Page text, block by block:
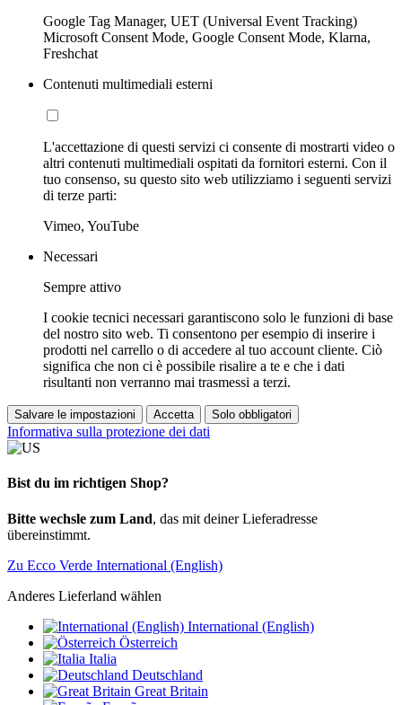
Google Tag Manager, UET (Universal Event Tracking)
Microsoft Consent Mode, Google Consent Mode, Klarna,
Freshchat
Contenuti multimediali esterni
L'accettazione di questi servizi ci consente di mostrarti video o
altri contenuti multimediali ospitati da fornitori esterni. Con il
tuo consenso, su questo sito web utilizziamo i seguenti servizi
di terze parti:
Vimeo, YouTube
Necessari
Sempre attivo
I cookie tecnici necessari garantiscono solo le funzioni di base
del nostro sito web. Ti consentono per esempio di inserire i
prodotti nel carrello o di accedere al tuo account cliente. Ciò
significa che non ci è possibile risalire a te e che i dati
risultanti non verranno mai trasmessi a terzi.
Salvare le impostazioni Accetta Solo obbligatori
Informativa sulla protezione dei dati
Bist du im richtigen Shop?
Bitte wechsle zum Land, das mit deiner Lieferadresse
übereinstimmt.
Zu Ecco Verde International (English)
Anderes Lieferland wählen
International (English)
Österreich
Italia
Deutschland
Great Britain